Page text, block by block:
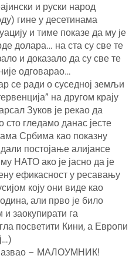
и руски народ
гине у десетинама
и тиме показе да му је
долара… на ста су све те
и доказало да су све те
одговарао…
се ради о суседној земљи
на другом крају
Зуков је рекао да
сто гледамо данас јесте
Србима као показну
постојање алијансе
НАТО ако је јасно да је
ефикасност у ресавању
коју они виде као
али прво је било
заокупирати га
посветити Кини, а Европи
назвао – МАЛОУМНИК!